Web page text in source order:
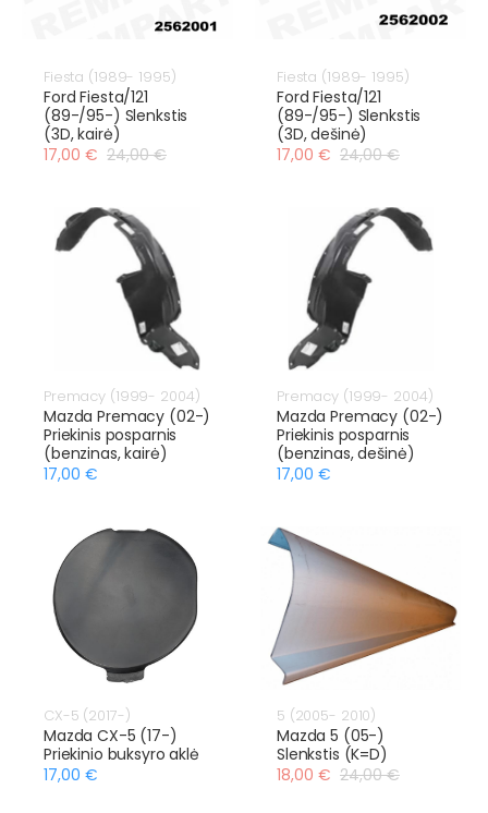
Fiesta (1989- 1995)
Ford Fiesta/121
(89-/95-) Slenkstis
(3D, kairė)
17,00 € 24,00 €
Fiesta (1989- 1995)
Ford Fiesta/121
(89-/95-) Slenkstis
(3D, dešinė)
17,00 € 24,00 €
Premacy (1999- 2004)
Mazda Premacy (02-)
Priekinis posparnis
(benzinas, kairė)
17,00 €
Premacy (1999- 2004)
Mazda Premacy (02-)
Priekinis posparnis
(benzinas, dešinė)
17,00 €
CX-5 (2017-)
Mazda CX-5 (17-)
Priekinio buksyro aklė
17,00 €
5 (2005- 2010)
Mazda 5 (05-)
Slenkstis (K=D)
18,00 € 24,00 €